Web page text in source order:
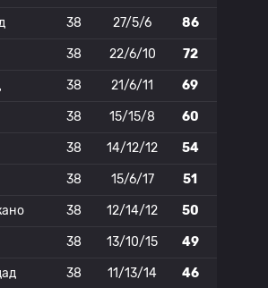
38 27/5/6 86
38 22/6/10 72
38 21/6/11 69
38 15/15/8 60
38 14/12/12 54
38 15/6/17 51
38 12/14/12 50
38 13/10/15 49
38 11/13/14 46